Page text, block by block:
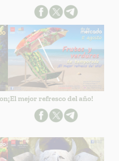
¡El mejor refresco del año!